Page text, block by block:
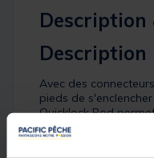
Description
Description
Avec des
pieds de
Quicklock Pod
en restant robuste et
Il est doté d'un